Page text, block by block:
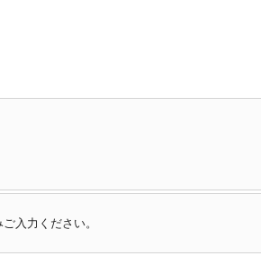
入力ください。